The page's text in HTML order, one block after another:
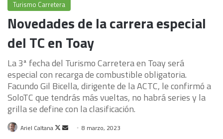
Turismo Carretera
Novedades de la carrera especial
del TC en Toay
La 3ª fecha del Turismo Carretera en Toay será
especial con recarga de combustible obligatoria.
Facundo Gil Bicella, dirigente de la ACTC, le confirmó a
SoloTC que tendrás más vueltas, no habrá series y la
grilla se define con la clasificación.
Ariel Caltana
Follow
Send 8 marzo, 2023